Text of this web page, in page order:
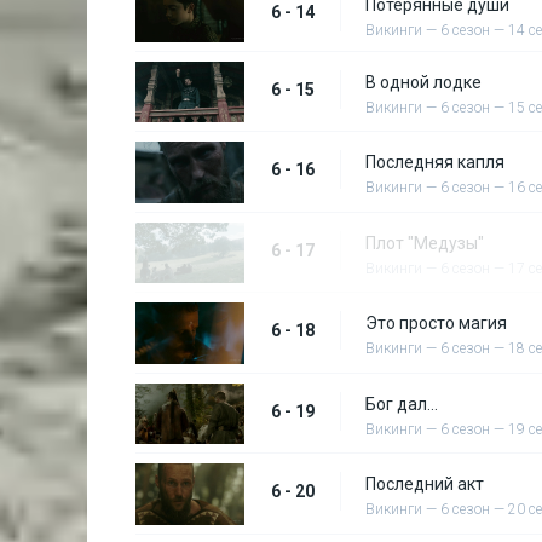
6 - 14 Потерянные души
Викинги — 6 сезон — 14
6 - 15 В одной лодке
Викинги — 6 сезон — 15
6 - 16 Последняя капля
Викинги — 6 сезон — 16
6 - 17 Плот "Медузы"
6 - 18 Это просто магия
Викинги — 6 сезон — 18
6 - 19 Бог дал...
Викинги — 6 сезон — 19
6 - 20 Последний акт
Викинги — 6 сезон — 20